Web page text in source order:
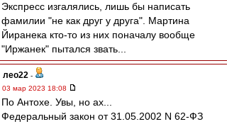
Экспресс изгалялись, лишь бы написать
фамилии "не как друг у друга". Мартина
Йиранека кто-то из них поначалу вообще
"Иржанек" пытался звать...
лео22 -
03 мар 2023 18:08
По Антохе. Увы, но ах...
Федеральный закон от 31.05.2002 N 62-ФЗ